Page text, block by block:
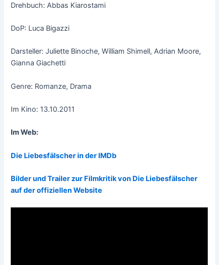
Drehbuch: Abbas Kiarostami
DoP: Luca Bigazzi
Darsteller: Juliette Binoche, William Shimell, Adrian Moore,
Gianna Giachetti
Genre: Romanze, Drama
Im Kino: 13.10.2011
Im Web:
Die Liebesfälscher in der IMDb
Bilder und Trailer zur Filmkritik von Die Liebesfälscher
auf der offiziellen Website